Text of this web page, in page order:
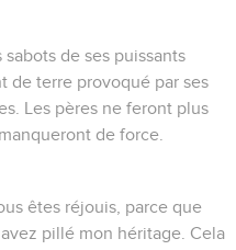
de ses puissants
de terre provoqué par ses
Les pères ne feront plus
de force.
êtes réjouis, parce que
pillé mon héritage. Cela